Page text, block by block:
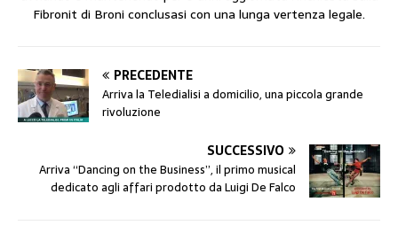
Fibronit di Broni conclusasi con una lunga vertenza legale.
PRECEDENTE
Arriva la Teledialisi a domicilio, una piccola grande
rivoluzione
SUCCESSIVO
Arriva “Dancing on the Business”, il primo musical
dedicato agli affari prodotto da Luigi De Falco